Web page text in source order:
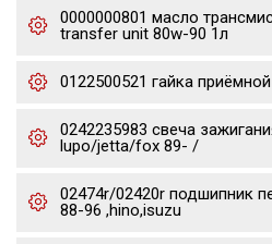
0000000801 масло
transfer unit 80w-90 1л
0122500521 гайка
0242235983 свеча
lupo/jetta/fox 89- /
02474r/02420r подшипник
88-96 ,hino,isuzu